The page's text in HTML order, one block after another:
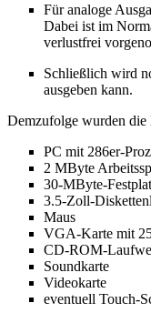
Für analoge
Dabei ist im
verlustfrei
Schließlich wird
ausgeben kann.
Demzufolge wurden
PC mit 286er-
2 MByte
30-MByte-
3.5-Zoll-
Maus
VGA-Karte mit
CD-ROM-
Soundkarte
Videokarte
eventuell Touch-